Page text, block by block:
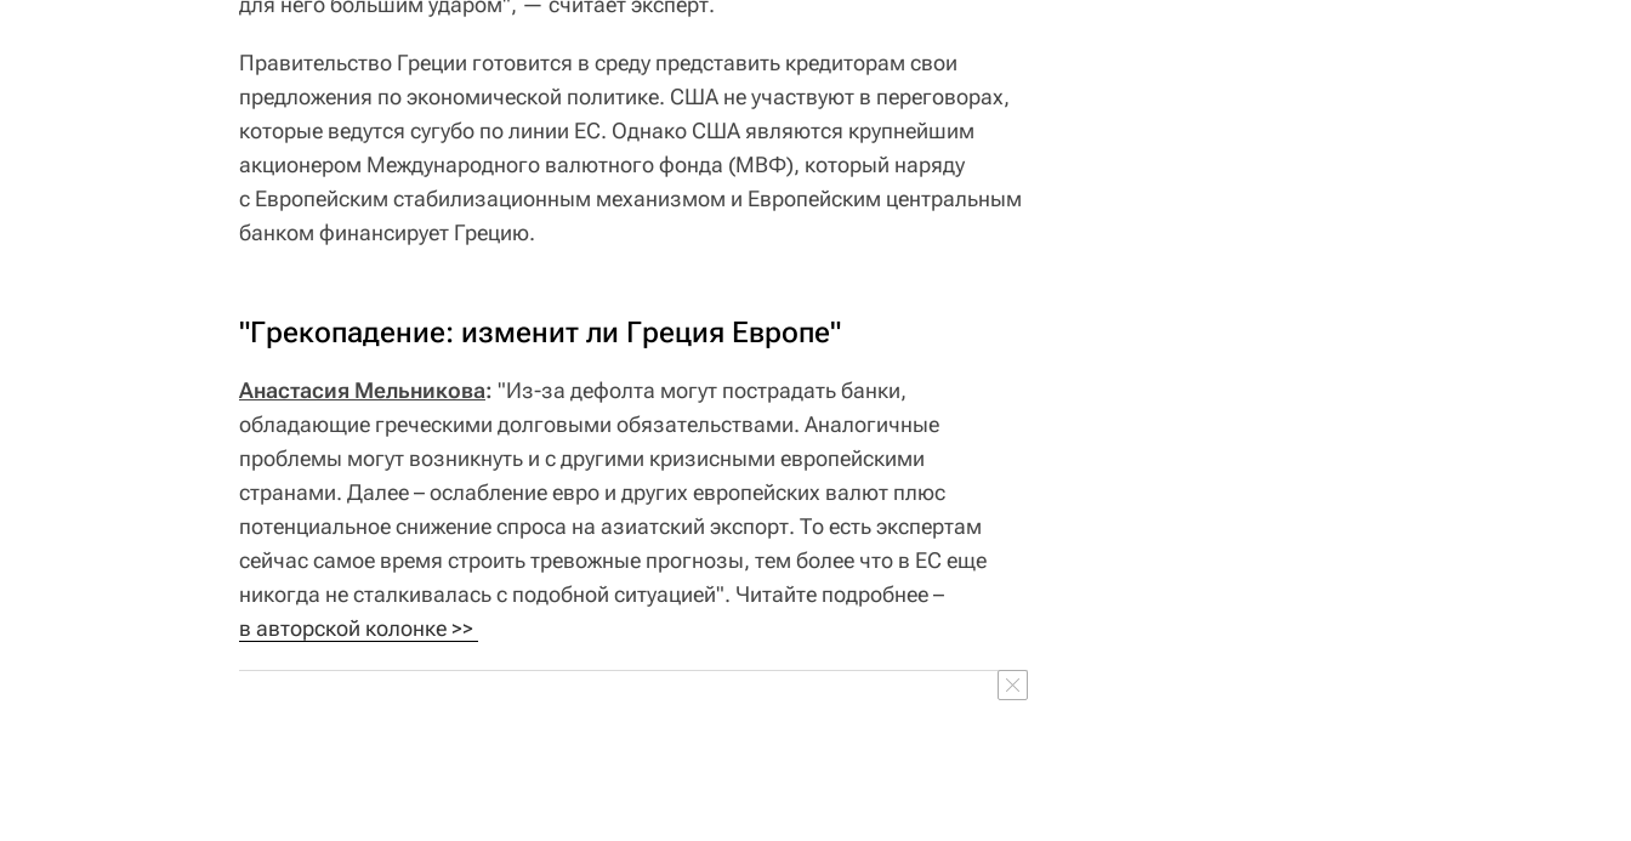
Правительство Греции готовится в среду представить кредиторам свои
предложения по экономической политике. США не участвуют в переговорах,
которые ведутся сугубо по линии ЕС. Однако США являются крупнейшим
акционером Международного валютного фонда (МВФ), который наряду
с Европейским стабилизационным механизмом и Европейским центральным
банком финансирует Грецию.
"Грекопадение: изменит ли Греция Европе"
Анастасия Мельникова: "Из-за дефолта могут пострадать банки,
обладающие греческими долговыми обязательствами. Аналогичные
проблемы могут возникнуть и с другими кризисными европейскими
странами. Далее – ослабление евро и других европейских валют плюс
потенциальное снижение спроса на азиатский экспорт. То есть экспертам
сейчас самое время строить тревожные прогнозы, тем более что в ЕС еще
никогда не сталкивалась с подобной ситуацией". Читайте подробнее –
в авторской колонке >>